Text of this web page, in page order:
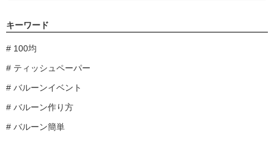
キーワード
100均
ティッシュペーパー
バルーンイベント
バルーン作り方
バルーン簡単